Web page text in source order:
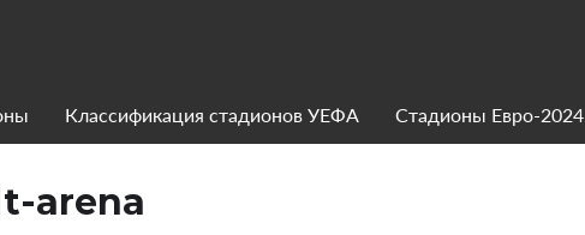
Классификация стадионов УЕФА Стадионы Евро-2024
arena